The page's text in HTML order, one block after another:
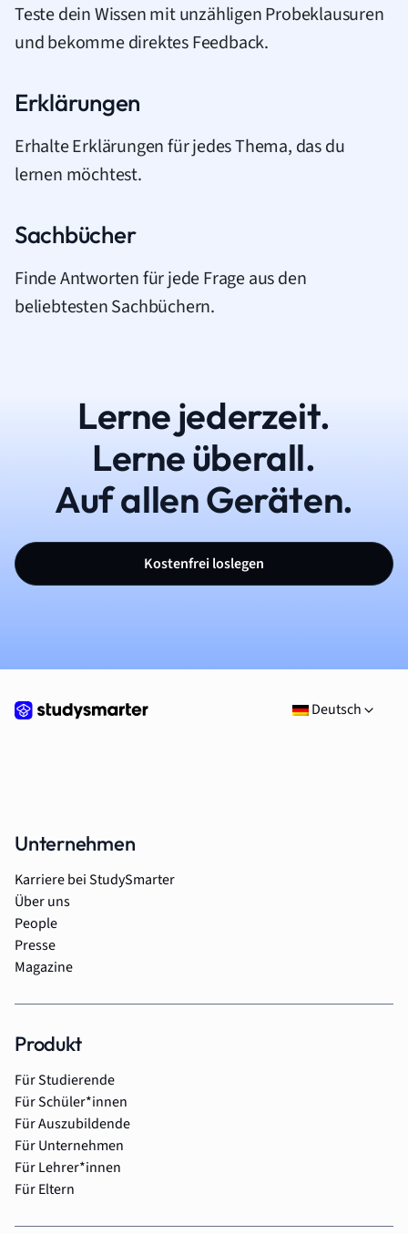
Teste dein Wissen mit unzähligen Probeklausuren
und bekomme direktes Feedback.
Erklärungen
Erhalte Erklärungen für jedes Thema, das du
lernen möchtest.
Sachbücher
Finde Antworten für jede Frage aus den
beliebtesten Sachbüchern.
Lerne jederzeit.
Lerne überall.
Auf allen Geräten.
Kostenfrei loslegen
Deutsch
Unternehmen
Karriere bei StudySmarter
Über uns
People
Presse
Magazine
Produkt
Für Studierende
Für Schüler*innen
Für Auszubildende
Für Unternehmen
Für Lehrer*innen
Für Eltern